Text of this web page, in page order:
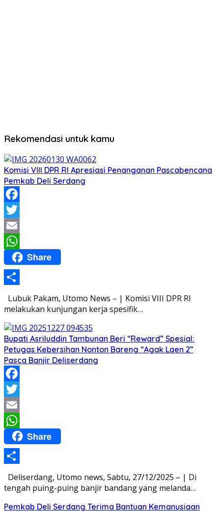
Rekomendasi untuk kamu
Komisi VIII DPR RI Apresiasi Penanganan Pascabencana
Pemkab Deli Serdang
Facebook
Twitter
Email
WhatsApp
Share
Share
Lubuk Pakam, Utomo News – | Komisi VIII DPR RI
melakukan kunjungan kerja spesifik…
Bupati Asriluddin Tambunan Beri “Reward” Spesial:
Petugas Kebersihan Nonton Bareng “Agak Laen 2”
Pasca Banjir Deliserdang
Facebook
Twitter
Email
WhatsApp
Share
Share
Deliserdang, Utomo news, Sabtu, 27/12/2025 – | Di
tengah puing-puing banjir bandang yang melanda…
Pemkab Deli Serdang Terima Bantuan Kemanusiaan